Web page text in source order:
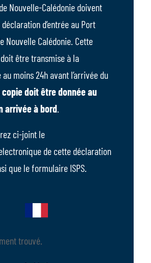
Nouvelle-Calédonie doivent
d’entrée au Port
Nouvelle Calédonie. Cette
être transmise à la
moins 24h avant l’arrivée du
copie doit être donnée au
arrivée à bord.
ci-joint le
de cette déclaration
que le formulaire ISPS.
trouvé.